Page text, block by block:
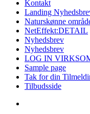
Kontakt
Landing
Naturskønne
NetEffekt:DETAIL
Nyhedsbrev
Nyhedsbrev
LOG IN
Sample page
Tak for din
Tilbudsside